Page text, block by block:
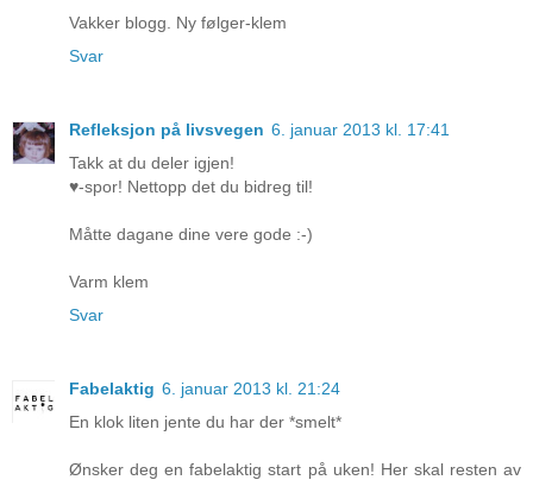
Vakker blogg. Ny følger-klem
Svar
Refleksjon på livsvegen 6. januar 2013 kl. 17:41
Takk at du deler igjen!
♥-spor! Nettopp det du bidreg til!
Måtte dagane dine vere gode :-)
Varm klem
Svar
Fabelaktig 6. januar 2013 kl. 21:24
En klok liten jente du har der *smelt*
Ønsker deg en fabelaktig start på uken! Her skal resten av